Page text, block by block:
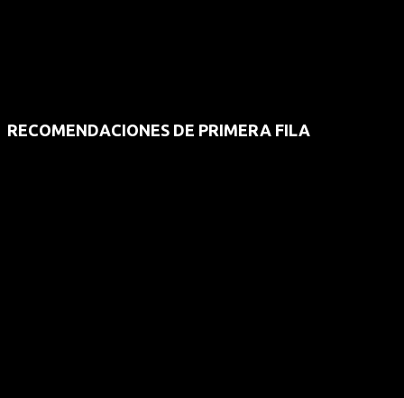
RECOMENDACIONES DE PRIMERA FILA